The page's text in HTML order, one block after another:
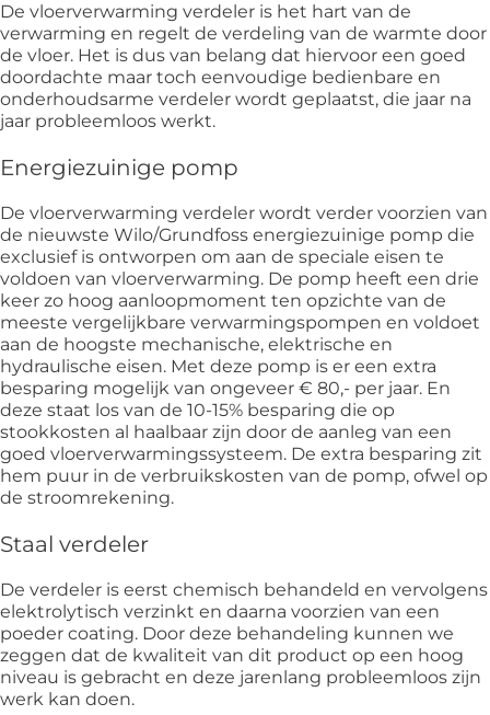
De vloerverwarming verdeler is het hart van de
verwarming en regelt de verdeling van de warmte door
de vloer. Het is dus van belang dat hiervoor een goed
doordachte maar toch eenvoudige bedienbare en
onderhoudsarme verdeler wordt geplaatst, die jaar na
jaar probleemloos werkt.
Energiezuinige pomp
De vloerverwarming verdeler wordt verder voorzien van
de nieuwste Wilo/Grundfoss energiezuinige pomp die
exclusief is ontworpen om aan de speciale eisen te
voldoen van vloerverwarming. De pomp heeft een drie
keer zo hoog aanloopmoment ten opzichte van de
meeste vergelijkbare verwarmingspompen en voldoet
aan de hoogste mechanische, elektrische en
hydraulische eisen. Met deze pomp is er een extra
besparing mogelijk van ongeveer € 80,- per jaar. En
deze staat los van de 10-15% besparing die op
stookkosten al haalbaar zijn door de aanleg van een
goed vloerverwarmingssysteem. De extra besparing zit
hem puur in de verbruikskosten van de pomp, ofwel op
de stroomrekening.
Staal verdeler
De verdeler is eerst chemisch behandeld en vervolgens
elektrolytisch verzinkt en daarna voorzien van een
poeder coating. Door deze behandeling kunnen we
zeggen dat de kwaliteit van dit product op een hoog
niveau is gebracht en deze jarenlang probleemloos zijn
werk kan doen.